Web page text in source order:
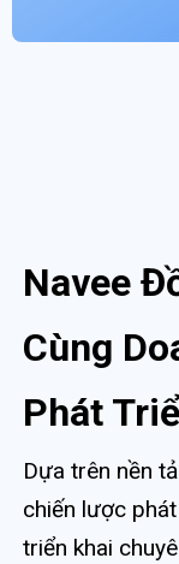
Navee
Cùng
Phát
Dựa trên nền
chiến lược
triển khai